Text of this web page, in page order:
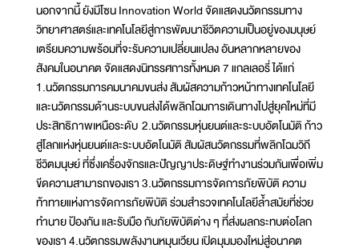
นอกจากนี้ ยังมีโซน Innovation World จัดแสดงนวัตกรรมทาง
วิทยาศาสตร์และเทคโนโลยีสู่การพัฒนาชีวิตความเป็นอยู่ของมนุษย์
เตรียมความพร้อมที่จะรับความเปลี่ยนแปลง อันหลากหลายของ
สังคมในอนาคต จัดแสดงนิทรรศการทั้งหมด 7 แกลเลอรี่ ได้แก่
1.นวัตกรรมการคมนาคมขนส่ง สัมผัสความก้าวหน้าทางเทคโนโลยี
และนวัตกรรมด้านระบบขนส่งได้พลิกโฉมการเดินทางไปสู่ยุคใหม่ที่มี
ประสิทธิภาพเหนือระดับ 2.นวัตกรรมหุ่นยนต์และระบบอัตโนมัติ ก้าว
สู่โลกแห่งหุ่นยนต์และระบบอัตโนมัติ สัมผัสนวัตกรรมที่พลิกโฉมวิถี
ชีวิตมนุษย์ ที่ซึ่งเครื่องจักรและปัญญาประดิษฐ์ทำงานร่วมกันเพื่อเพิ่ม
ขีดความสามารถของเรา 3.นวัตกรรมการจัดการภัยพิบัติ ความ
ท้าทายแห่งการจัดการภัยพิบัติ ร่วมสำรวจเทคโนโลยีล้ำสมัยที่ช่วย
ทำนาย ป้องกัน และรับมือ กับภัยพิบัติต่าง ๆ ที่ส่งผลกระทบต่อโลก
ของเรา 4.นวัตกรรมพลังงานหมุนเวียน เปิดมุมมองใหม่สู่อนาคต